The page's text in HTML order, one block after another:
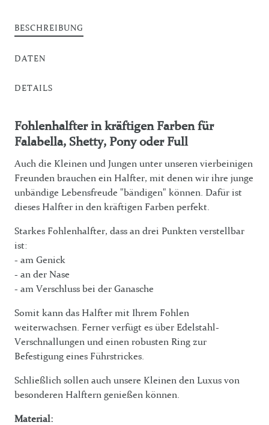
BESCHREIBUNG
DATEN
DETAILS
Fohlenhalfter in kräftigen Farben für
Falabella, Shetty, Pony oder Full
Auch die Kleinen und Jungen unter unseren vierbeinigen
Freunden brauchen ein Halfter, mit denen wir ihre junge
unbändige Lebensfreude "bändigen" können. Dafür ist
dieses Halfter in den kräftigen Farben perfekt.
Starkes Fohlenhalfter, dass an drei Punkten verstellbar
ist:
- am Genick
- an der Nase
- am Verschluss bei der Ganasche
Somit kann das Halfter mit Ihrem Fohlen
weiterwachsen. Ferner verfügt es über Edelstahl-
Verschnallungen und einen robusten Ring zur
Befestigung eines Führstrickes.
Schließlich sollen auch unsere Kleinen den Luxus von
besonderen Halftern genießen können.
Material: